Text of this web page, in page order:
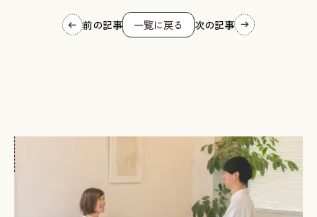
前の記事 一覧に戻る 次の記事